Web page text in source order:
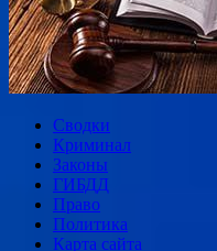
Сводки
Криминал
Законы
ГИБДД
Право
Политика
Карта сайта